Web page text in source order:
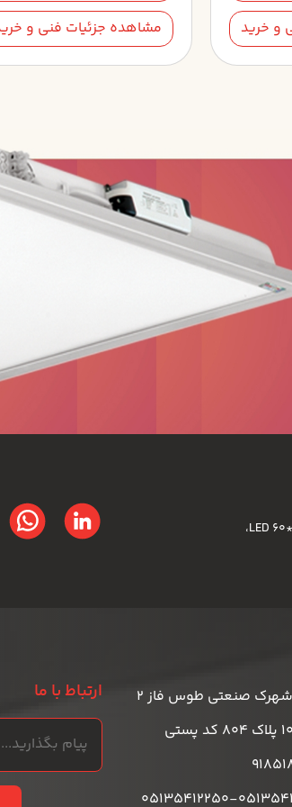
و خرید مشاهده جزئیات فنی و
تولیدکننده انواع چراغ های روشنایی ال ای دی LED 60*60،
مشهد شهرک صنعتی طوس فاز 2
دانش 10 پلاک 804 کد پستی
05135412250-
ارتباط با ما